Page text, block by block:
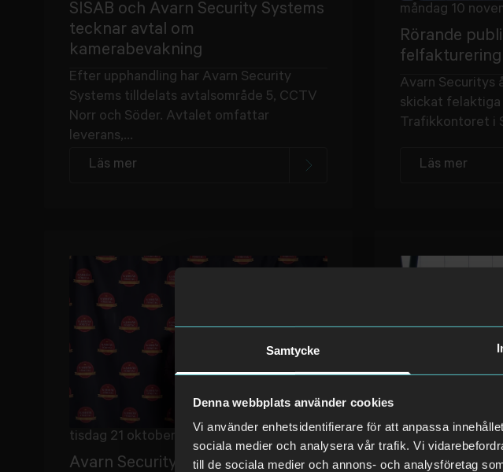
Samtycke
Denna webbplats använder cookies
Vi använder enhetsidentifierare för att anpassa
sociala medier och analysera vår trafik. Vi
till de sociala medier och annons- och analysföretag
SISAB och Avarn Security Systems
tecknar avtal om
kamerabevakning
Efter upphandling har Avarn Security
Systems tilldelats avtalsområde 5, CCTV
Norr och Söder. Avtalet omfattar
leverans,...
Läs mer
måndag 10
Rörande
felfakturering
Avarn Securitys
skickat
Trafikkontoret i
Läs mer
tisdag 21 oktober 2025
Avarn Security tar emot
måndag 15
Avarn